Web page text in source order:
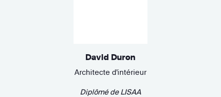
David Duron
Architecte d'intérieur
Diplômé deLISAA